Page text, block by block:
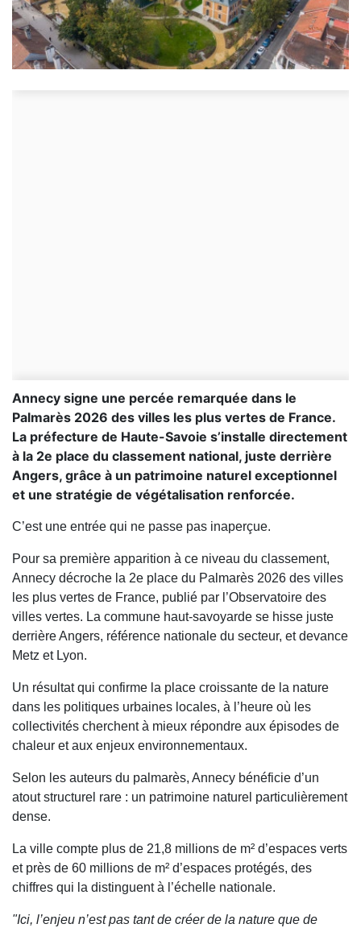
Annecy signe une percée remarquée dans le
Palmarès 2026 des villes les plus vertes de France.
La préfecture de Haute-Savoie s’installe directement
à la 2e place du classement national, juste derrière
Angers, grâce à un patrimoine naturel exceptionnel
et une stratégie de végétalisation renforcée.
C’est une entrée qui ne passe pas inaperçue.
Pour sa première apparition à ce niveau du classement,
Annecy décroche la 2e place du Palmarès 2026 des villes
les plus vertes de France, publié par l’Observatoire des
villes vertes. La commune haut-savoyarde se hisse juste
derrière Angers, référence nationale du secteur, et devance
Metz et Lyon.
Un résultat qui confirme la place croissante de la nature
dans les politiques urbaines locales, à l’heure où les
collectivités cherchent à mieux répondre aux épisodes de
chaleur et aux enjeux environnementaux.
Selon les auteurs du palmarès, Annecy bénéficie d’un
atout structurel rare : un patrimoine naturel particulièrement
dense.
La ville compte plus de 21,8 millions de m² d’espaces verts
et près de 60 millions de m² d’espaces protégés, des
chiffres qui la distinguent à l’échelle nationale.
"Ici, l’enjeu n’est pas tant de créer de la nature que de